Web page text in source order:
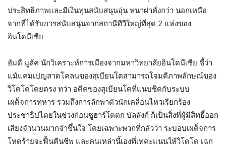
ประสิทธิภาพและมีเงินทุนสนับสนุนอุ่น หนาฝาคั่งกว่า นอกเหนือ
จากที่ได้รับการสนับสนุนจากสถานีทีวีใหญ่ที่สุด 2 แห่งของ
อินโดนีเซีย
ฮัมดี มูลัค นักวิเคราะห์การเมืองจากมหาวิทยาลัยอินโดนีเซีย ชี้ว่า
แม้แคมเปญสาดโคลนของสุเบียนโตสามารถโจมตีภาพลักษณ์ของ
วิโดโดโดยตรง ทว่า อดีตของสุเบียนโตที่แนบชิดกับระบบ
เผด็จการทหาร รวมถึงการลักพาตัวนักเคลื่อนไหวเรียกร้อง
ประชาธิปไตยในช่วงก่อนซูฮาร์โตตก บัลลังก์ ก็เป็นสิ่งที่ผู้มีสิทธิ์ออก
เสียงจำนวนมากจำขึ้นใจ โดยเฉพาะพวกที่กลัวว่า ระบอบเผด็จการ
โหดร้ายจะฟื้นคืนชีพ และคนเหล่านี้เองที่เทคะแนนให้วิโดโด เฉก